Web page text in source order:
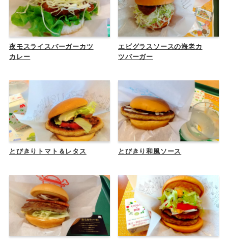
夜モスライスバーガーカツ
カレー
エビグラスソースの海老カ
ツバーガー
とびきりトマト＆レタス とびきり和風ソース